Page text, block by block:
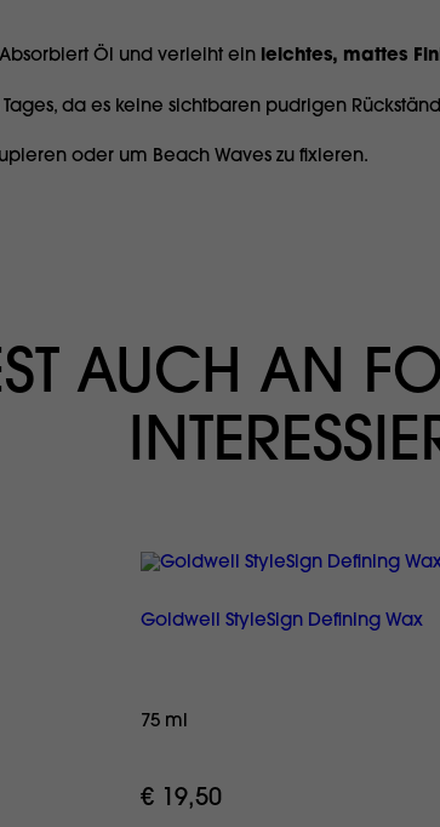
Öl und verleiht ein leichtes, mattes
da es keine sichtbaren pudrigen
oder um Beach Waves zu fixieren.
AUCH AN
Goldwell StyleSign Defining Wax
75 ml
€ 19,50